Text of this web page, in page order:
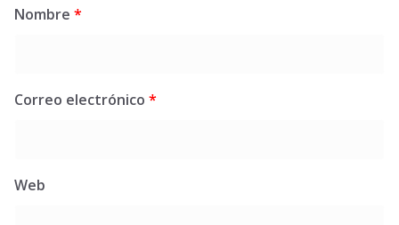
Nombre *
Correo electrónico *
Web